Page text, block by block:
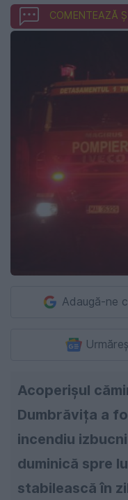
COMENTEAZĂ
Adaugă-ne
Acoperișul
Dumbrăvița a
incendiu
duminică spre
stabilească în